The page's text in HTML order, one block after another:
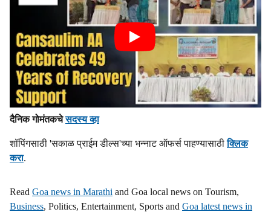
दैनिक गोमंतकचेसदस्य व्हा
शॉपिंगसाठी 'सकाळ प्राईम डील्स'च्या भन्नाट ऑफर्स पाहण्यासाठीक्लिक
करा.
Read Goa news in Marathi and Goa local news on Tourism,
Business, Politics, Entertainment, Sports and Goa latest news in